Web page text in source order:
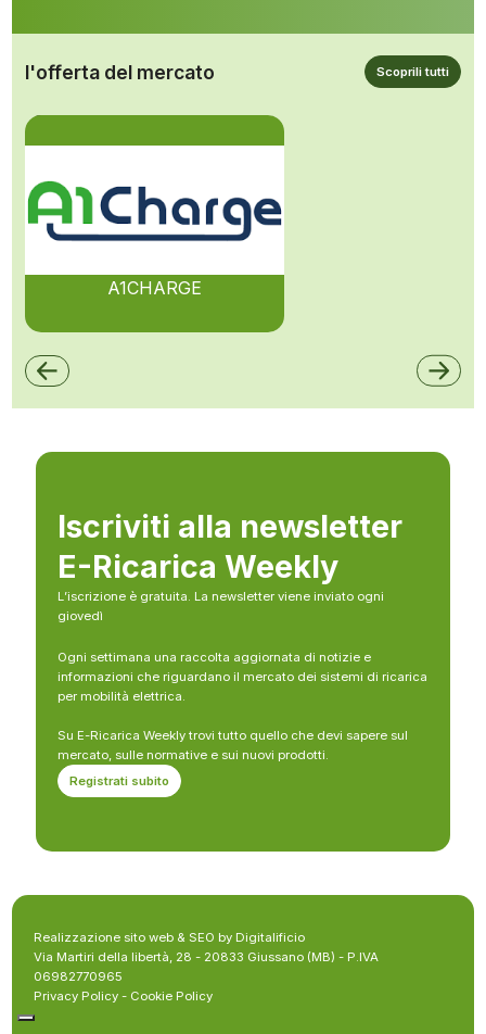
l'offerta del mercato Scoprili tutti
A1CHARGE
Iscriviti alla newsletter
E-Ricarica Weekly
L’iscrizione è gratuita. La newsletter viene inviato ogni
giovedì
Ogni settimana una raccolta aggiornata di notizie e
informazioni che riguardano il mercato dei sistemi di ricarica
per mobilità elettrica.
Su E-Ricarica Weekly trovi tutto quello che devi sapere sul
mercato, sulle normative e sui nuovi prodotti.
Registrati subito
Realizzazione sito web & SEO by Digitalificio
Via Martiri della libertà, 28 - 20833 Giussano (MB) - P.IVA
06982770965
Privacy Policy - Cookie Policy